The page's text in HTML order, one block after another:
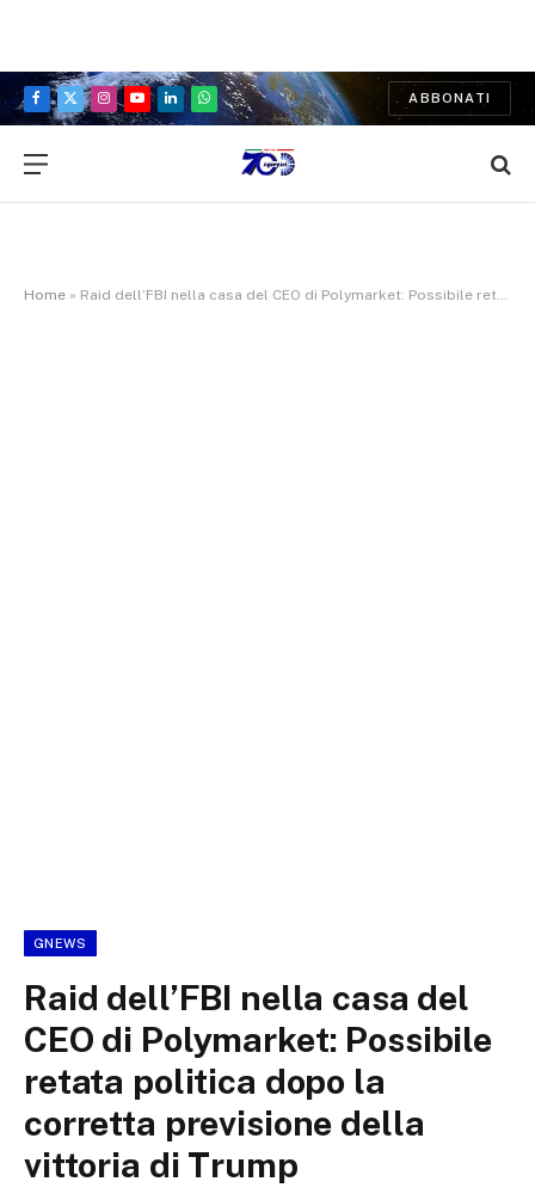
Facebook
X
Instagram
YouTubeLinkedInWhatsApp
ABBONATI
Home » Raid dell’FBI nella casa del CEO di Polymarket: Possibile retata politica dopo la corretta previsione della vittoria di Trump
GNEWS
Raid dell’FBI nella casa del
CEO di Polymarket: Possibile
retata politica dopo la
corretta previsione della
vittoria di Trump